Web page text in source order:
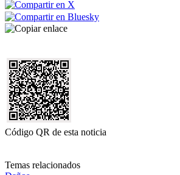
Código QR de esta noticia
Temas relacionados